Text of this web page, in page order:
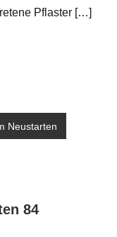
Pflaster […]
Neustarten
84